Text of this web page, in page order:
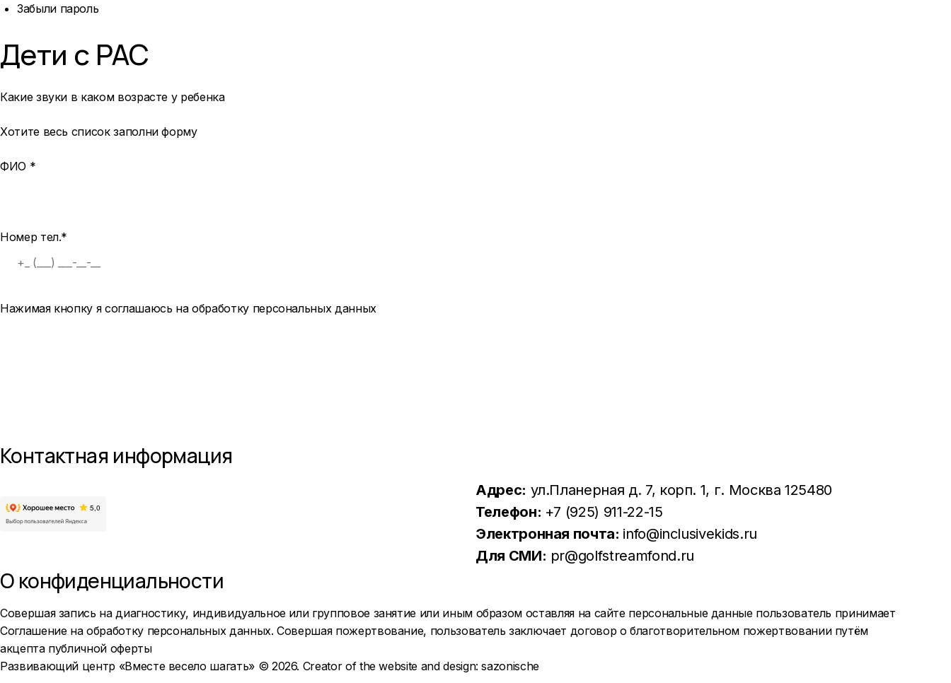
Забыли пароль
Дети с РАС
Какие звуки в каком возрасте у ребенка
Хотите весь список заполни форму
ФИО *
Номер тел.*
Нажимая кнопку я соглашаюсь на обработку персональных данных
Контактная информация
Адрес: ул.Планерная д. 7, корп. 1, г. Москва 125480
Телефон: +7 (925) 911-22-15
Электронная почта: info@inclusivekids.ru
Для СМИ: pr@golfstreamfond.ru
О конфиденциальности
Совершая запись на диагностику, индивидуальное или групповое занятие или иным образом оставляя на сайте персональные данные пользователь принимает
Соглашение на обработку персональных данных. Совершая пожертвование, пользователь заключает договор о благотворительном пожертвовании путём
акцепта публичной оферты
Развивающий центр «Вместе весело шагать» © 2026. Creator of the website and design:sazonische